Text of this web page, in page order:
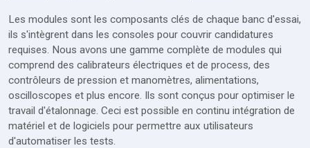
Les modules sont les composants clés de chaque banc d'essai,
ils s'intègrent dans les consoles pour couvrir candidatures
requises. Nous avons une gamme complète de modules qui
comprend des calibrateurs électriques et de process, des
contrôleurs de pression et manomètres, alimentations,
oscilloscopes et plus encore. Ils sont conçus pour optimiser le
travail d'étalonnage. Ceci est possible en continu intégration de
matériel et de logiciels pour permettre aux utilisateurs
d'automatiser les tests.